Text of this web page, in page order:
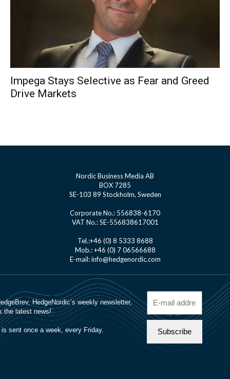
Impega Stays Selective as Fear and Greed
Drive Markets
Nordic Business Media AB
BOX 7285
SE-103 89 Stockholm, Sweden
Corporate No.: 556838-6170
VAT No.: SE-556838617001
Tel.:+46 (0) 8 5333 8688
Mob.: +46 (0) 7 06566688
E-mail: info@hedgenordic.com